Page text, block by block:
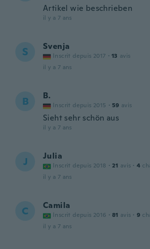
Artikel wie beschrieben
il y a 7 ans
S Svenja
Inscrit depuis 2017 · 13 avis
il y a 7 ans
B B.
Inscrit depuis 2015 · 59 avis
Sieht sehr schön aus
il y a 7 ans
J Julia
Inscrit depuis 2018 · 21 avis · 4
il y a 7 ans
C Camila
Inscrit depuis 2016 · 81 avis · 9
il y a 7 ans